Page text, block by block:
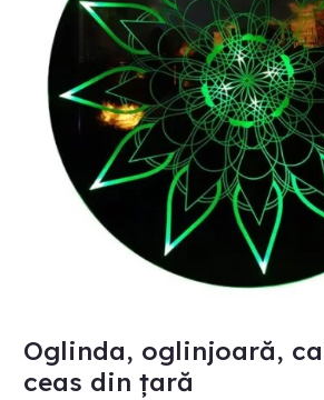
Oglinda, oglinjoară,
ceas din țară
ceas
țară